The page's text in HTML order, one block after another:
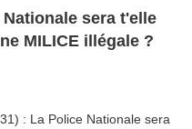
sera t'elle
MILICE illégale ?